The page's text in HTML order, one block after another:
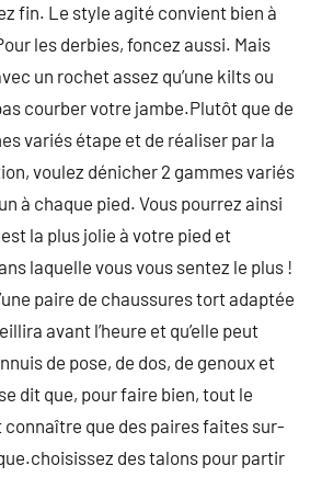
fin. Le style agité convient bien à
les derbies, foncez aussi. Mais
un rochet assez qu’une kilts ou
courber votre jambe.Plutôt que de
variés étape et de réaliser par la
voulez dénicher 2 gammes variés
à chaque pied. Vous pourrez ainsi
la plus jolie à votre pied et
laquelle vous vous sentez le plus !
paire de chaussures tort adaptée
avant l’heure et qu’elle peut
de pose, de dos, de genoux et
dit que, pour faire bien, tout le
connaître que des paires faites sur-
des talons pour partir